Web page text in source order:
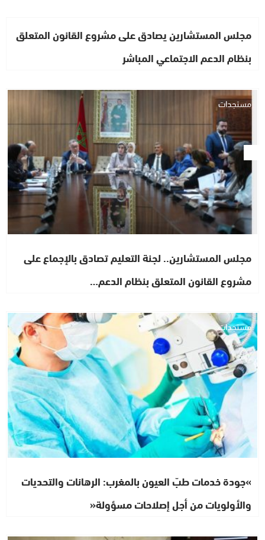
مجلس المستشارين يصادق على مشروع القانون المتعلق
بنظام الدعم الاجتماعي المباشر
مستجدات
مجلس المستشارين.. لجنة التعليم تصادق بالإجماع على
مشروع القانون المتعلق بنظام الدعم…
مستجدات
»جودة خدمات طبّ العيون بالمغرب: الرهانات والتحديات
والأولويات من أجل إصلاحات مسؤولة«